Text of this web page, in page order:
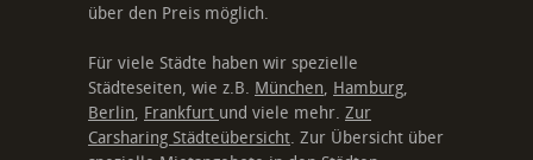
über den Preis möglich.
Für viele Städte haben wir spezielle
Städteseiten, wie z.B. München, Hamburg,
Berlin, Frankfurt und viele mehr. Zur
Carsharing Städteübersicht. Zur Übersicht über